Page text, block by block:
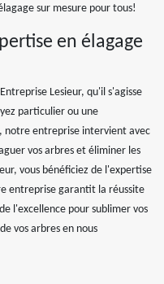
en élagage
Lesieur, qu'il s'agisse
particulier ou une
notre entreprise intervient avec
vos arbres et éliminer les
vous bénéficiez de l'expertise
entreprise garantit la réussite
l'excellence pour sublimer vos
vos arbres en nous